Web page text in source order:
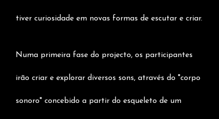
tiver curiosidade em novas formas de escutar e criar.
Numa primeira fase do projecto, os participantes
irão criar e explorar diversos sons, através do "corpo
sonoro" concebido a partir do esqueleto de um